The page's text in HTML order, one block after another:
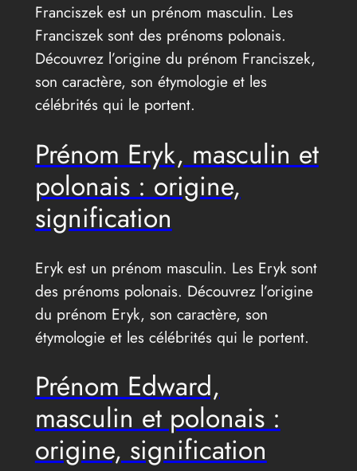
Franciszek est un prénom masculin. Les
Franciszek sont des prénoms polonais.
Découvrez l’origine du prénom Franciszek,
son caractère, son étymologie et les
célébrités qui le portent.
Prénom Eryk, masculin et
polonais : origine,
signification
Eryk est un prénom masculin. Les Eryk sont
des prénoms polonais. Découvrez l’origine
du prénom Eryk, son caractère, son
étymologie et les célébrités qui le portent.
Prénom Edward,
masculin et polonais :
origine, signification